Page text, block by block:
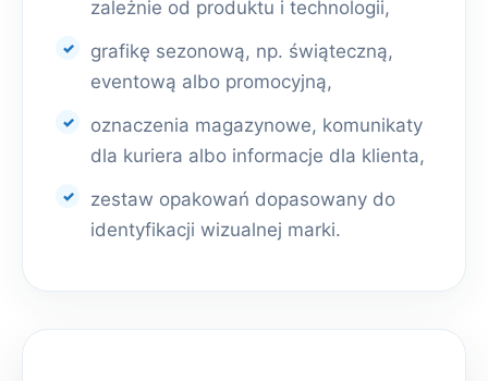
zależnie od produktu i technologii,
grafikę sezonową, np. świąteczną,
eventową albo promocyjną,
oznaczenia magazynowe, komunikaty
dla kuriera albo informacje dla klienta,
zestaw opakowań dopasowany do
identyfikacji wizualnej marki.